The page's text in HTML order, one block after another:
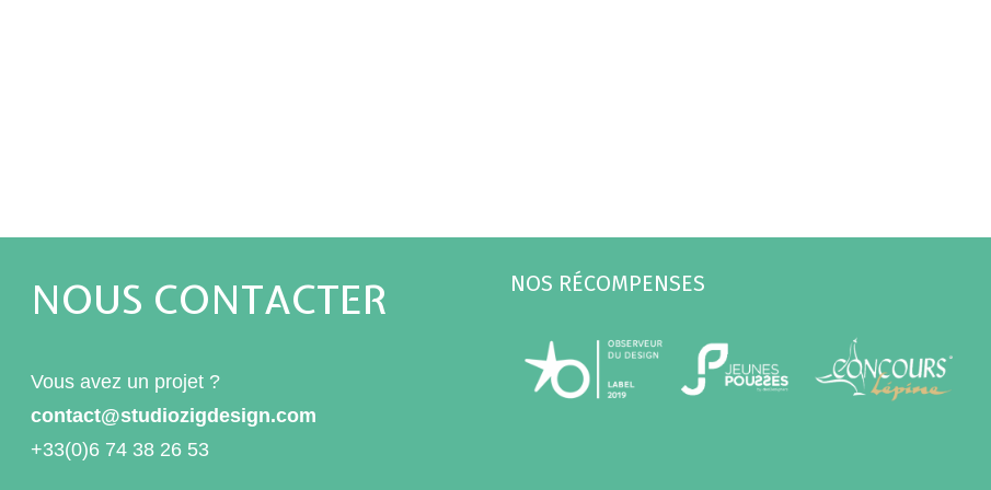
NOUS CONTACTER
Vous avez un projet ?
contact@studiozigdesign.com
+33(0)6 74 38 26 53
NOS RÉCOMPENSES